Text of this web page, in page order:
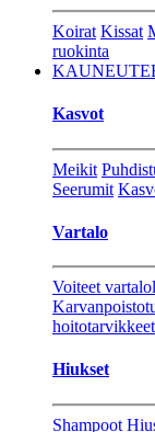
Koirat Kissat
ruokinta
Kasvot
Meikit
Seerumit
Vartalo
Voiteet
hoitotarvikkeet
Hiukset
Shampoot